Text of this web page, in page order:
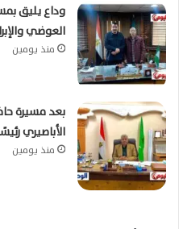
وداع يليق
العوضي
منذ يومين
بعد مسيرة
الأباصيري
منذ يومين